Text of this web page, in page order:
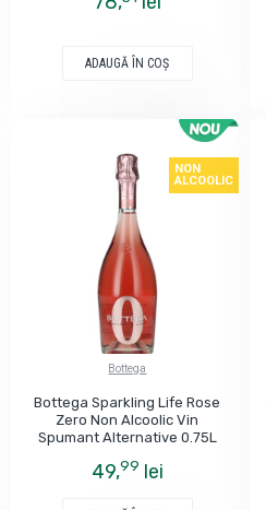
ADAUGĂ ÎN COŞ
NON
ALCOOLIC
Bottega
Bottega Sparkling Life Rose
Zero Non Alcoolic Vin
Spumant Alternative 0.75L
49,99 lei